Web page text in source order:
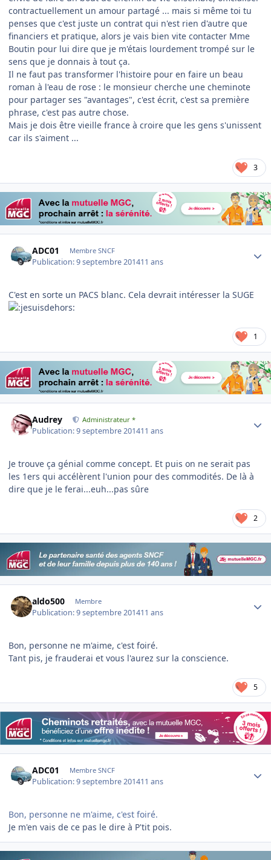
contractuellement un amour partagé ... mais si même toi tu
penses que c'est juste un contrat qui n'est rien d'autre que
financiers et pratique, alors je vais bien vite contacter Mme
Boutin pour lui dire que je m'étais lourdement trompé sur le
sens que je donnais à tout ça.
Il ne faut pas transformer l'histoire pour en faire un beau
roman à l'eau de rose : le monsieur cherche une cheminote
pour partager ses "avantages", c'est écrit, c'est sa première
phrase, c'est pas autre chose.
Mais je dois être vieille france à croire que les gens s'unissent
car ils s'aiment ...
3
ADC01 Membre SNCF
Publication:9 septembre 201411 ans
C'est en sorte un PACS blanc. Cela devrait intéresser la SUGE
1
Audrey Administrateur *
Publication:9 septembre 201411 ans
Je trouve ça génial comme concept. Et puis on ne serait pas
les 1ers qui accélèrent l'union pour des commodités. De là à
dire que je le ferai...euh...pas sûre
2
aldo500 Membre
Publication:9 septembre 201411 ans
Bon, personne ne m'aime, c'est foiré.
Tant pis, je frauderai et vous l'aurez sur la conscience.
5
ADC01 Membre SNCF
Publication:9 septembre 201411 ans
Bon, personne ne m'aime, c'est foiré.
Je m'en vais de ce pas le dire à P'tit pois.